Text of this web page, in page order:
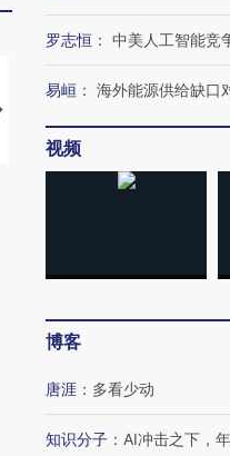
【推广】走进第四届链博
会，让数智科技“链”接产
【特别
罗志恒 ： 中美人工智能竞
易峘 ： 海外能源供给缺口
视频
博客
唐涯 ： 多看少动
知识分子 ： AI冲击之下，